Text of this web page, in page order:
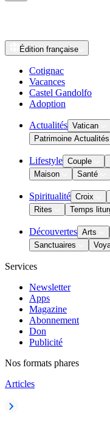
Édition française
Cotignac
Vacances
Castel Gandolfo
Adoption
Actualités Vatican
Patrimoine Actualités
Lifestyle Couple
Maison
Santé
Spiritualité Croix
Rites
Temps
Découvertes Arts
Sanctuaires
Services
Newsletter
Apps
Magazine
Abonnement
Don
Publicité
Nos formats phares
Articles